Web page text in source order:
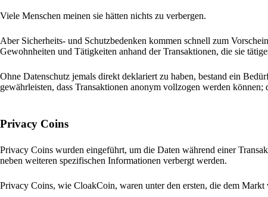
Viele Menschen meinen sie hätten nichts zu verbergen.
Aber Sicherheits- und Schutzbedenken kommen schnell zum
Gewohnheiten und Tätigkeiten anhand der Transaktionen, die sie
Ohne Datenschutz jemals direkt deklariert zu haben, bestand ein
gewährleisten, dass Transaktionen anonym vollzogen werden
Privacy Coins
Privacy Coins wurden eingeführt, um die Daten während einer
neben weiteren spezifischen Informationen verbergt werden.
Privacy Coins, wie CloakCoin, waren unter den ersten, die dem Markt